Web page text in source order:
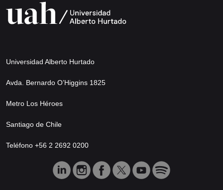
Universidad Alberto Hurtado
Avda. Bernardo O’Higgins 1825
Metro Los Héroes
Santiago de Chile
Teléfono +56 2 2692 0200